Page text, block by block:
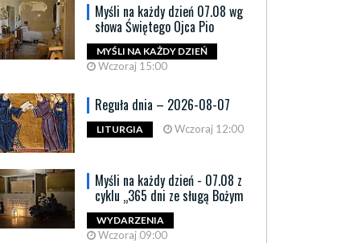
Myśli na każdy dzień 07.08 wg
słowa Świętego Ojca Pio
MYŚLI NA KAŻDY DZIEŃ
Wczoraj 15:00
Reguła dnia – 2026-08-07
LITURGIA Wczoraj 12:00
Myśli na każdy dzień - 07.08 z
cyklu „365 dni ze sługą Bożym
WYDARZENIA
Wczoraj 09:00